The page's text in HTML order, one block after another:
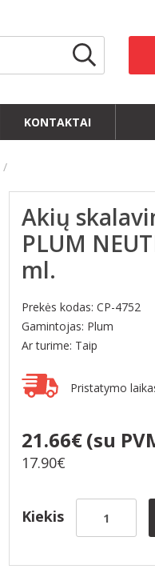
KONTAKTAI
Akių
PLUM
ml.
Prekės kodas: CP-4752
Gamintojas: Plum
Ar turime: Taip
Pristatymo
21.66€(su
17.90€
Kiekis